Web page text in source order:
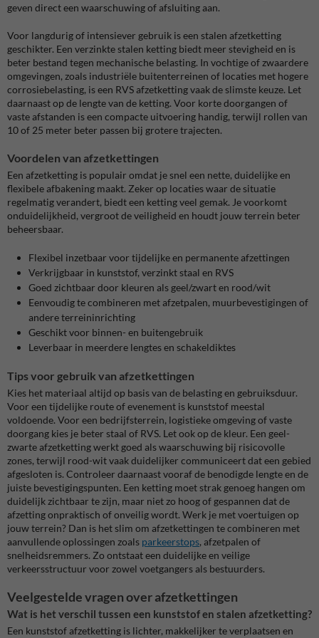
geven direct een waarschuwing of afsluiting aan.
Voor langdurig of intensiever gebruik is een stalen afzetketting
geschikter. Een verzinkte stalen ketting biedt meer stevigheid en is
beter bestand tegen mechanische belasting. In vochtige of zwaardere
omgevingen, zoals industriële buitenterreinen of locaties met hogere
corrosiebelasting, is een RVS afzetketting vaak de slimste keuze. Let
daarnaast op de lengte van de ketting. Voor korte doorgangen of
vaste afstanden is een compacte uitvoering handig, terwijl rollen van
10 of 25 meter beter passen bij grotere trajecten.
Voordelen van afzetkettingen
Een afzetketting is populair omdat je snel een nette, duidelijke en
flexibele afbakening maakt. Zeker op locaties waar de situatie
regelmatig verandert, biedt een ketting veel gemak. Je voorkomt
onduidelijkheid, vergroot de veiligheid en houdt jouw terrein beter
beheersbaar.
Flexibel inzetbaar voor tijdelijke en permanente afzettingen
Verkrijgbaar in kunststof, verzinkt staal en RVS
Goed zichtbaar door kleuren als geel/zwart en rood/wit
Eenvoudig te combineren met afzetpalen, muurbevestigingen of
andere terreininrichting
Geschikt voor binnen- en buitengebruik
Leverbaar in meerdere lengtes en schakeldiktes
Tips voor gebruik van afzetkettingen
Kies het materiaal altijd op basis van de belasting en gebruiksduur.
Voor een tijdelijke route of evenement is kunststof meestal
voldoende. Voor een bedrijfsterrein, logistieke omgeving of vaste
doorgang kies je beter staal of RVS. Let ook op de kleur. Een geel-
zwarte afzetketting werkt goed als waarschuwing bij risicovolle
zones, terwijl rood-wit vaak duidelijker communiceert dat een gebied
afgesloten is. Controleer daarnaast vooraf de benodigde lengte en de
juiste bevestigingspunten. Een ketting moet strak genoeg hangen om
duidelijk zichtbaar te zijn, maar niet zo hoog of gespannen dat de
afzetting onpraktisch of onveilig wordt. Werk je met voertuigen op
jouw terrein? Dan is het slim om afzetkettingen te combineren met
aanvullende oplossingen zoals parkeerstops, afzetpalen of
snelheidsremmers. Zo ontstaat een duidelijke en veilige
verkeersstructuur voor zowel voetgangers als bestuurders.
Veelgestelde vragen over afzetkettingen
Wat is het verschil tussen een kunststof en stalen afzetketting?
Een kunststof afzetketting is lichter, makkelijker te verplaatsen en